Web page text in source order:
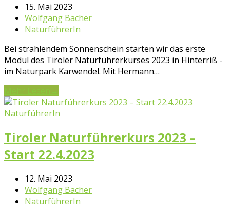
15. Mai 2023
Wolfgang Bacher
NaturführerIn
Bei strahlendem Sonnenschein starten wir das erste
Modul des Tiroler Naturführerkurses 2023 in Hinterriß -
im Naturpark Karwendel. Mit Hermann…
NaturführerIn
Tiroler Naturführerkurs 2023 –
Start 22.4.2023
12. Mai 2023
Wolfgang Bacher
NaturführerIn